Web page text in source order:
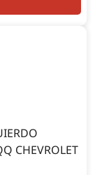
CHEVROLET